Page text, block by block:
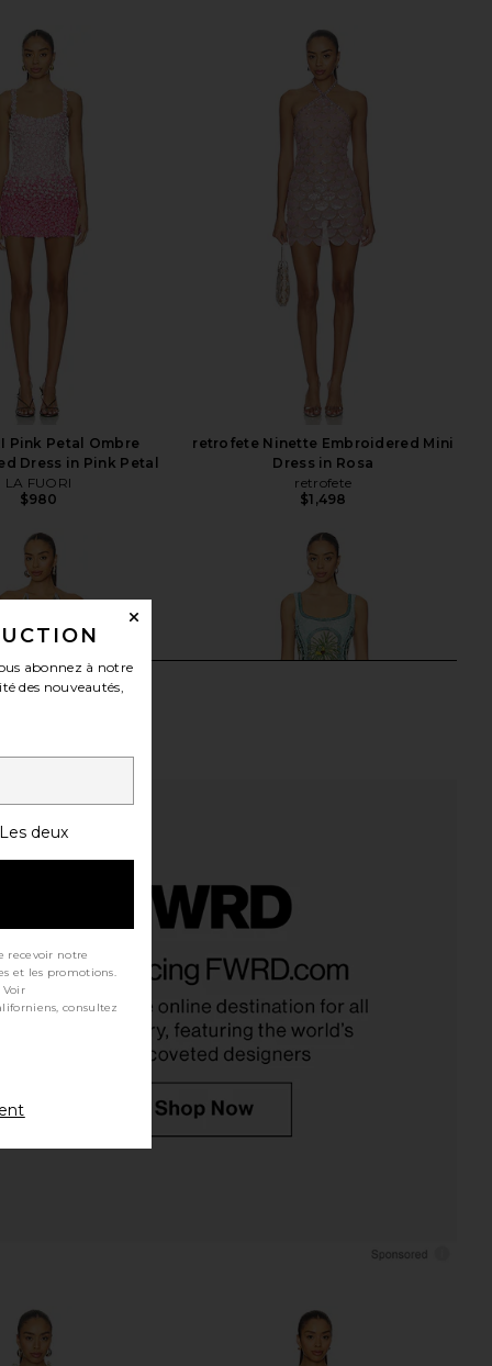
Pink Petal Ombre
Dress in Pink Petal
LA FUORI
$980
retrofete Ninette Embroidered Mini
Dress in Rosa
retrofete
$1,498
Lola Dress in Multi
Dolls House
$674
Embroidered Dress in Palm
LA FUORI
$1,105
abonnez à notre
des nouveautés,
Les deux
recevoir notre
et les promotions.